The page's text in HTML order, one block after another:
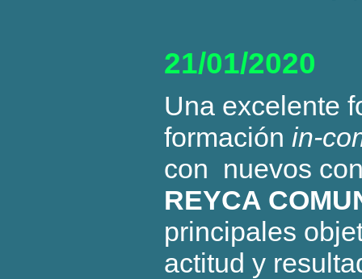
21/01/2020
Una excelente
formación in-
con nuevos
REYCA
principales
actitud y